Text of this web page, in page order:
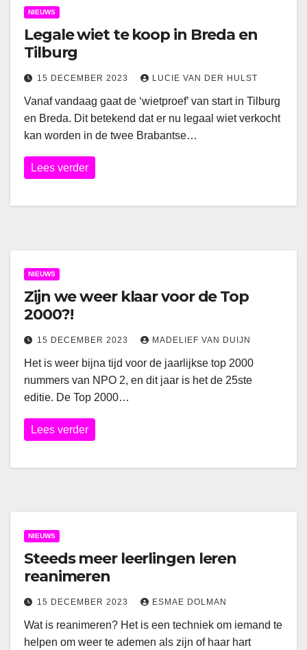
NIEUWS
Legale wiet te koop in Breda en
Tilburg
15 DECEMBER 2023 LUCIE VAN DER HULST
Vanaf vandaag gaat de ‘wietproef’ van start in Tilburg
en Breda. Dit betekend dat er nu legaal wiet verkocht
kan worden in de twee Brabantse…
Lees verder
NIEUWS
Zijn we weer klaar voor de Top
2000?!
15 DECEMBER 2023 MADELIEF VAN DUIJN
Het is weer bijna tijd voor de jaarlijkse top 2000
nummers van NPO 2, en dit jaar is het de 25ste
editie. De Top 2000…
Lees verder
NIEUWS
Steeds meer leerlingen leren
reanimeren
15 DECEMBER 2023 ESMAE DOLMAN
Wat is reanimeren? Het is een techniek om iemand te
helpen om weer te ademen als zijn of haar hart